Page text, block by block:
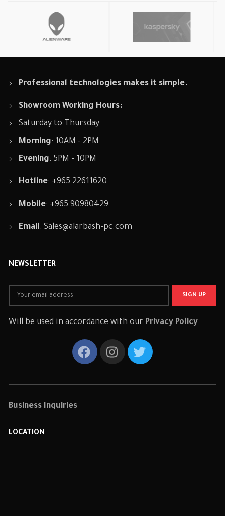
Professional technologies makes it simple.
Showroom Working Hours:
Saturday to Thursday
Morning: 10AM - 2PM
Evening: 5PM - 10PM
Hotline: +965 22611620
Mobile: +965 90980429
Email:Sales@alarbash-pc.com
NEWSLETTER
Will be used in accordance with our Privacy Policy
Business Inquiries
LOCATION